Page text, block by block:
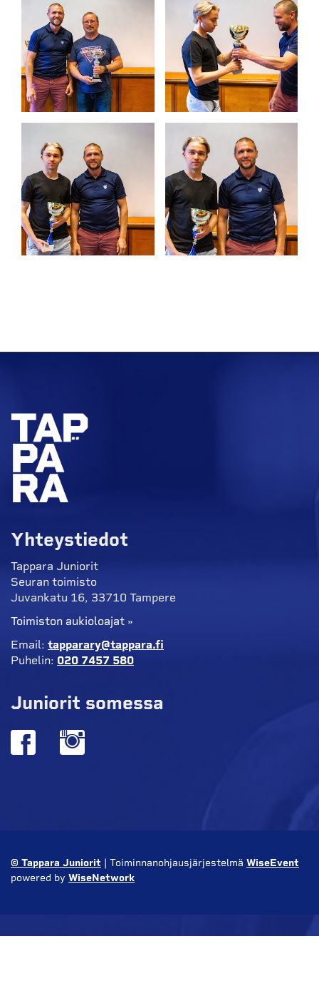
Yhteystiedot
Tappara Juniorit
Seuran toimisto
Juvankatu 16, 33710 Tampere
Toimiston aukioloajat »
Email: tapparary@tappara.fi
Puhelin: 020 7457 580
Juniorit somessa
© Tappara Juniorit | Toiminnanohjausjärjestelmä WiseEvent
powered by WiseNetwork